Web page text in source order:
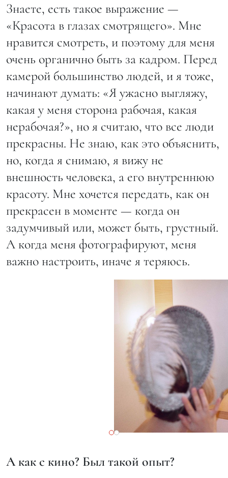
Знаете, есть такое выражение —
«Красота в глазах смотрящего». Мне
нравится смотреть, и поэтому для меня
очень органично быть за кадром. Перед
камерой большинство людей, и я тоже,
начинают думать: «Я ужасно выгляжу,
какая у меня сторона рабочая, какая
нерабочая?», но я считаю, что все люди
прекрасны. Не знаю, как это объяснить,
но, когда я снимаю, я вижу не
внешность человека, а его внутреннюю
красоту. Мне хочется передать, как он
прекрасен в моменте — когда он
задумчивый или, может быть, грустный.
А когда меня фотографируют, меня
важно настроить, иначе я теряюсь.
А как с кино? Был такой опыт?